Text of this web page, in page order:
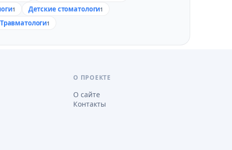
1 Детские стоматологи1
Травматологи1
О ПРОЕКТЕ
О сайте
Контакты